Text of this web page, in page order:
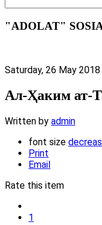
"ADOLAT"
Saturday, 26 May 2018
Ал-Ҳаким ат-
Written by admin
font size
Print
Email
Rate this item
1